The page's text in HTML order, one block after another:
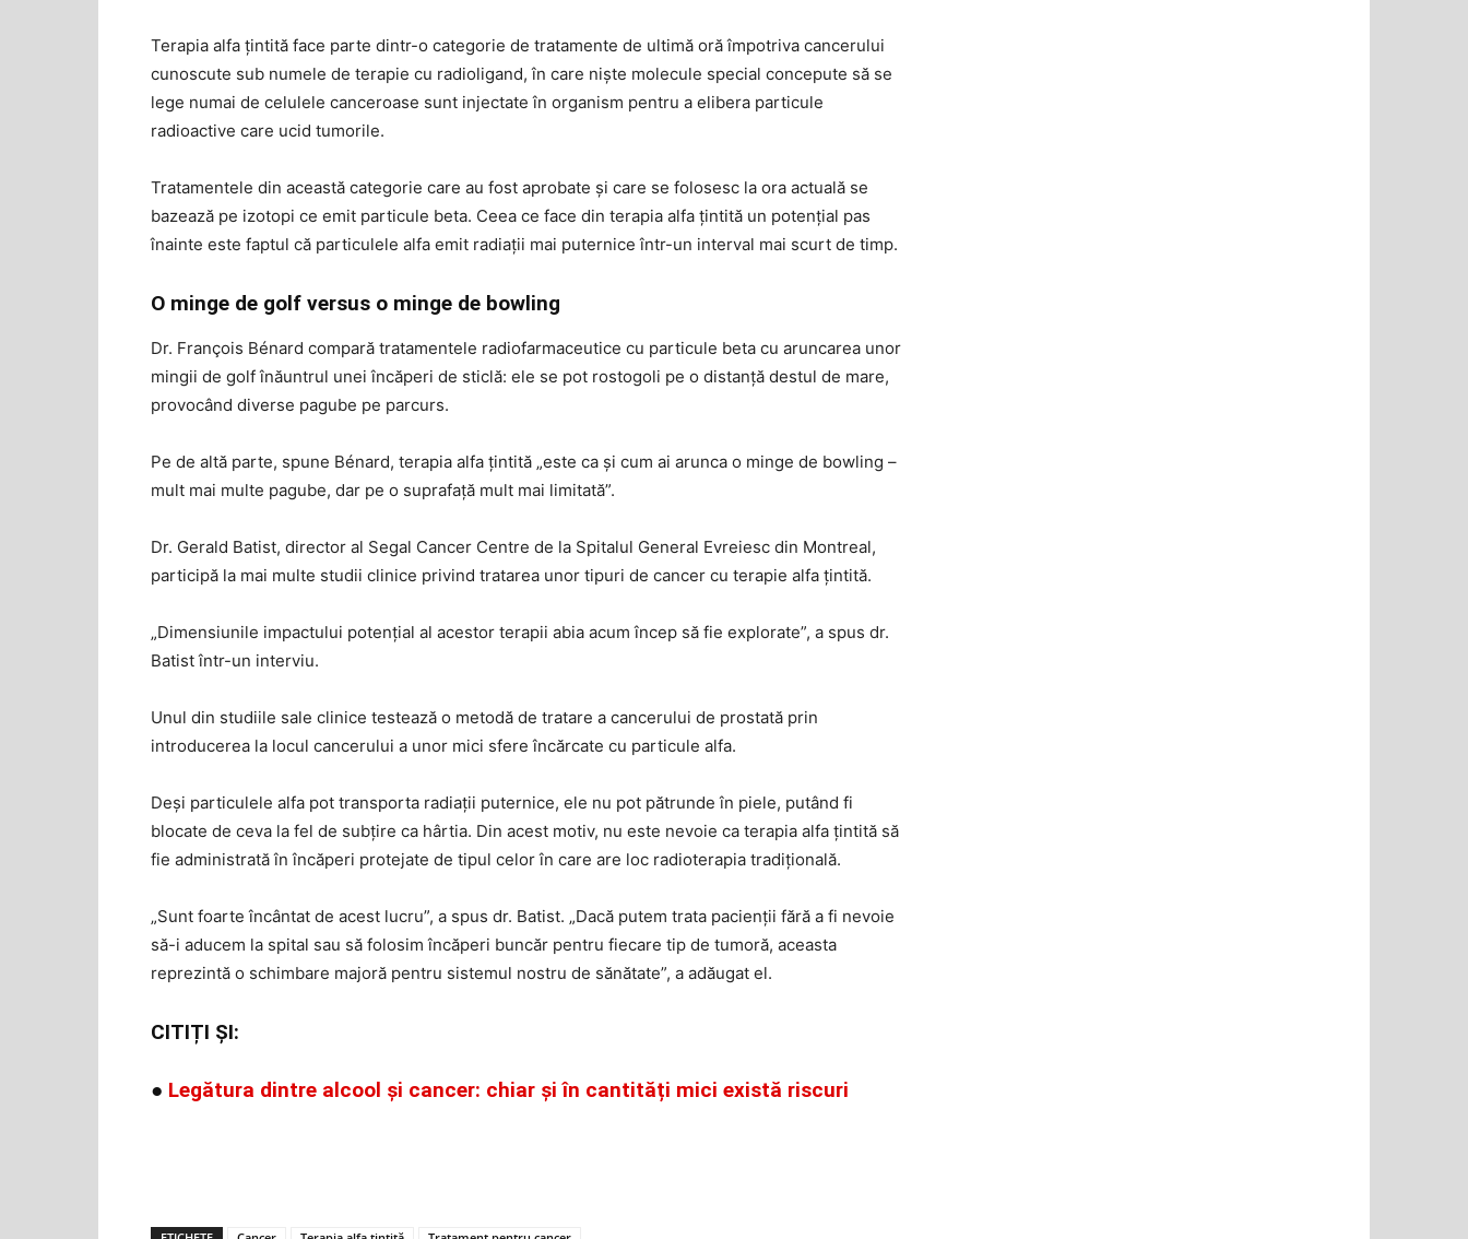
Terapia alfa țintită face parte dintr-o categorie de tratamente de ultimă oră împotriva cancerului
cunoscute sub numele de terapie cu radioligand, în care niște molecule special concepute să se
lege numai de celulele canceroase sunt injectate în organism pentru a elibera particule
radioactive care ucid tumorile.
Tratamentele din această categorie care au fost aprobate și care se folosesc la ora actuală se
bazează pe izotopi ce emit particule beta. Ceea ce face din terapia alfa țintită un potențial pas
înainte este faptul că particulele alfa emit radiații mai puternice într-un interval mai scurt de timp.
O minge de golf versus o minge de bowling
Dr. François Bénard compară tratamentele radiofarmaceutice cu particule beta cu aruncarea unor
mingii de golf înăuntrul unei încăperi de sticlă: ele se pot rostogoli pe o distanță destul de mare,
provocând diverse pagube pe parcurs.
Pe de altă parte, spune Bénard, terapia alfa țintită „este ca și cum ai arunca o minge de bowling –
mult mai multe pagube, dar pe o suprafață mult mai limitată”.
Dr. Gerald Batist, director al Segal Cancer Centre de la Spitalul General Evreiesc din Montreal,
participă la mai multe studii clinice privind tratarea unor tipuri de cancer cu terapie alfa țintită.
„Dimensiunile impactului potențial al acestor terapii abia acum încep să fie explorate”, a spus dr.
Batist într-un interviu.
Unul din studiile sale clinice testează o metodă de tratare a cancerului de prostată prin
introducerea la locul cancerului a unor mici sfere încărcate cu particule alfa.
Deși particulele alfa pot transporta radiații puternice, ele nu pot pătrunde în piele, putând fi
blocate de ceva la fel de subțire ca hârtia. Din acest motiv, nu este nevoie ca terapia alfa țintită să
fie administrată în încăperi protejate de tipul celor în care are loc radioterapia tradițională.
„Sunt foarte încântat de acest lucru”, a spus dr. Batist. „Dacă putem trata pacienții fără a fi nevoie
să-i aducem la spital sau să folosim încăperi buncăr pentru fiecare tip de tumoră, aceasta
reprezintă o schimbare majoră pentru sistemul nostru de sănătate”, a adăugat el.
CITIȚI ȘI:
● Legătura dintre alcool și cancer: chiar și în cantități mici există riscuri